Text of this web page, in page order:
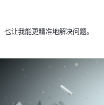
让我能更精准地解决问题。